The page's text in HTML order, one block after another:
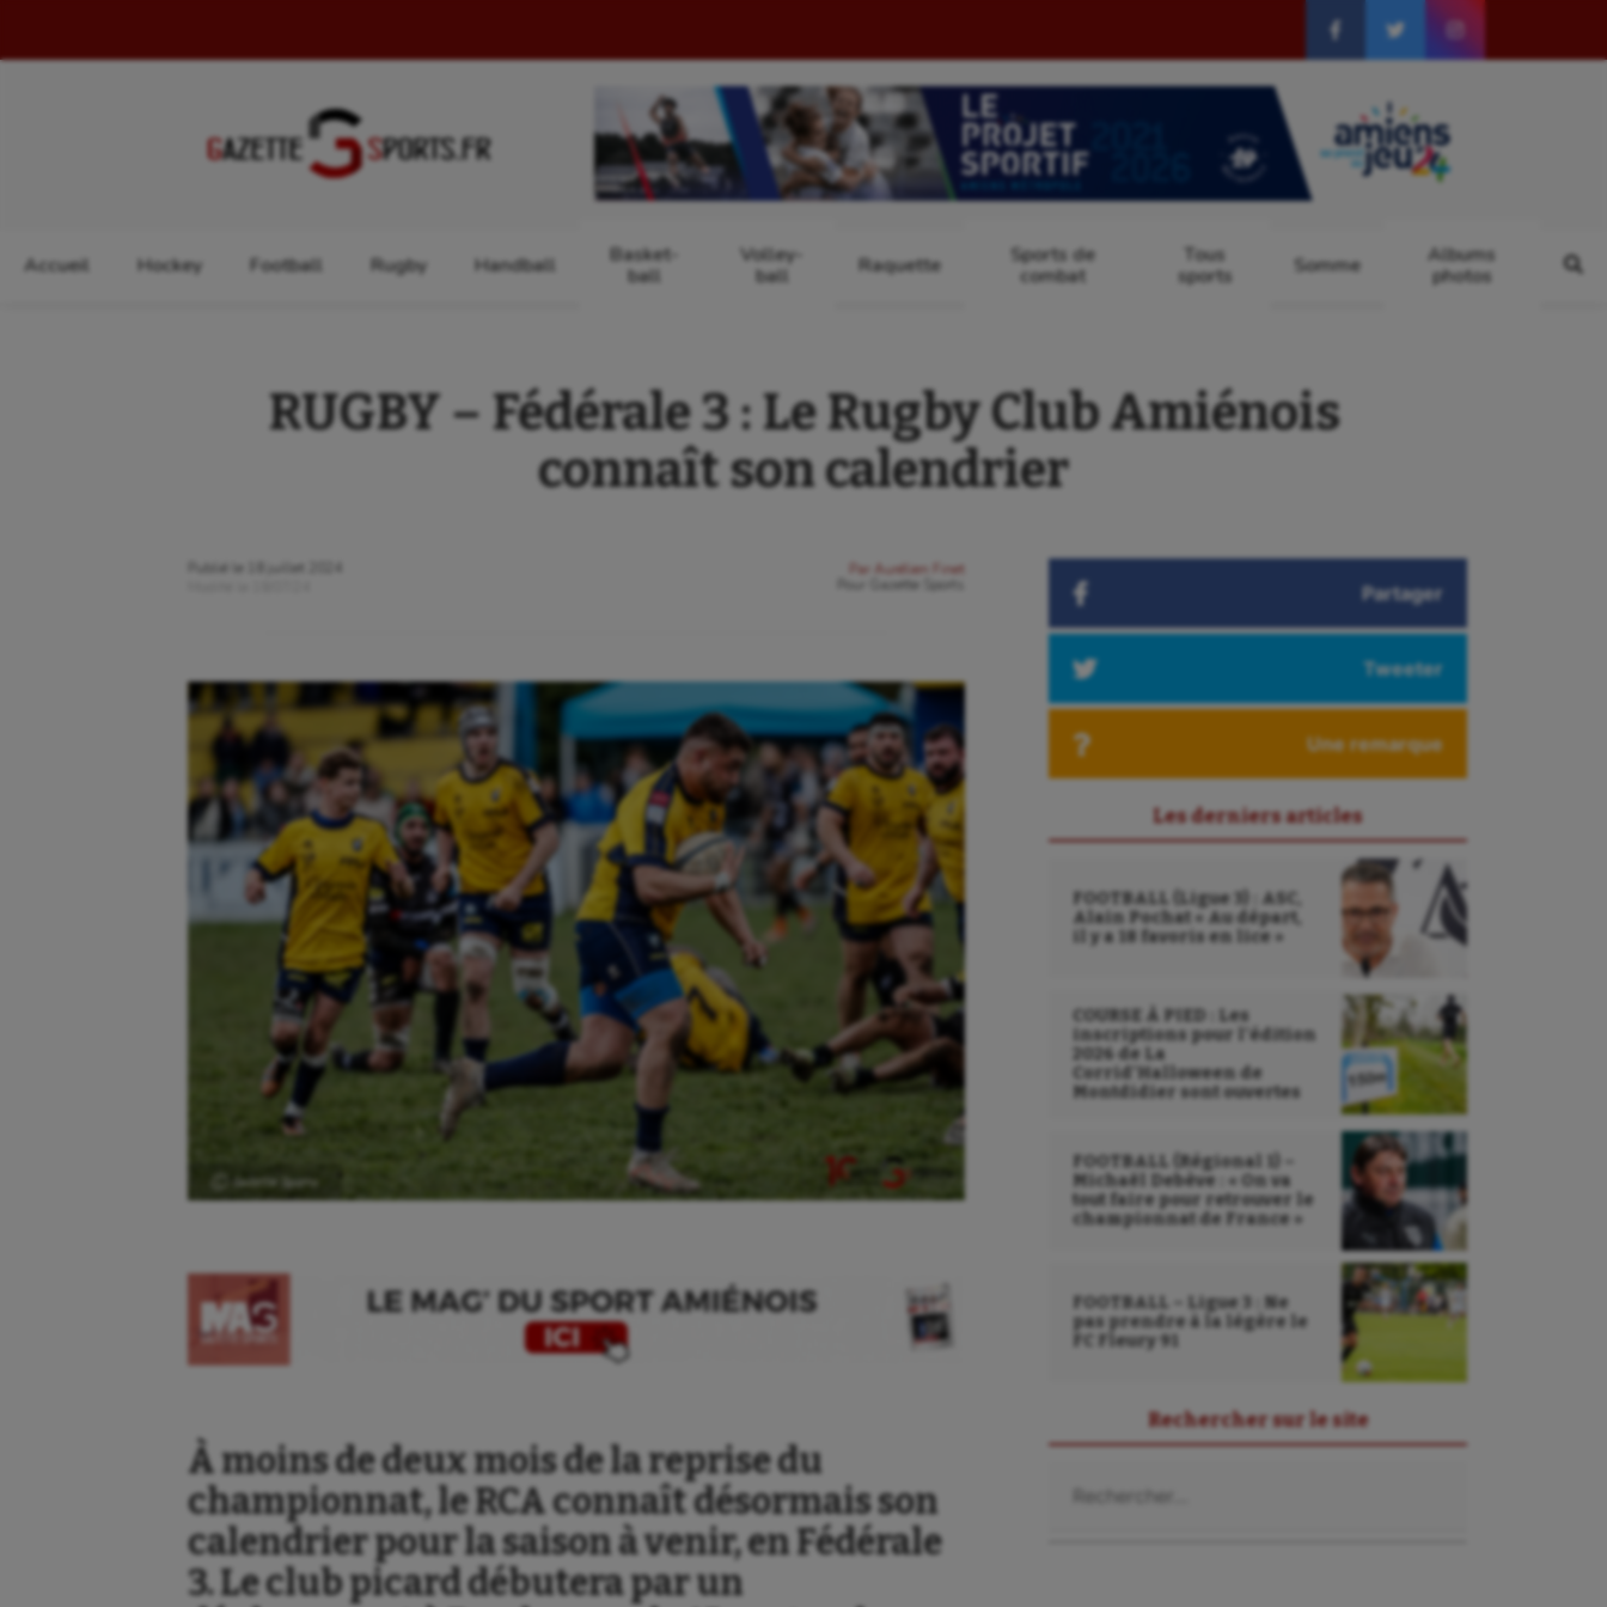
Accueil Hockey Football Rugby Handball
Basket-
ball
Volley-
ball
Raquette
Sports de
combat
Tous
sports
Somme
Albums
photos
Aéronautique
Athlétisme
Auto
Danse
Equitation
Escalade
Kayak-polo
Korfbal
Sarbacane
RUGBY – Fédérale 3 : Le Rugby Club Amiénois
connaît son calendrier
Publié le
18 juillet 2024
Par
Aurélien Finet
Gazette Sports
Ⓒ Gazette Sports
À moins de deux mois de la reprise du
championnat, le RCA connaît désormais son
calendrier pour la saison à venir, en Fédérale
3. Le club picard débutera par un
Partager
Tweeter
Une remarque
Les derniers articles
FOOTBALL (Ligue 3) : ASC,
Alain Pochat « Au départ,
il y a 18 favoris en lice »
COURSE À PIED : Les
inscriptions pour l’édition
2026 de La
Corrid’Halloween de
Montdidier sont ouvertes
FOOTBALL (Régional 1) –
Michaël Debève : « On va
tout faire pour retrouver le
championnat de France »
FOOTBALL – Ligue 3 : Ne
pas prendre à la légère le
FC Fleury 91
Rechercher sur le site